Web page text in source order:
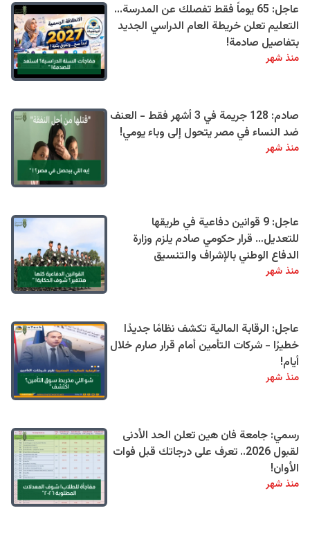
عاجل: 65 يوماً فقط تفصلك عن المدرسة...
التعليم تعلن خريطة العام الدراسي الجديد
بتفاصيل صادمة!
منذ شهر
صادم: 128 جريمة في 3 أشهر فقط - العنف
ضد النساء في مصر يتحول إلى وباء يومي!
منذ شهر
عاجل: 9 قوانين دفاعية في طريقها
للتعديل… قرار حكومي صادم يلزم وزارة
الدفاع الوطني بالإشراف والتنسيق
منذ شهر
عاجل: الرقابة المالية تكشف نظامًا جديدًا
خطيرًا - شركات التأمين أمام قرار صارم خلال
أيام!
منذ شهر
رسمي: جامعة فان هين تعلن الحد الأدنى
لقبول 2026.. تعرف على درجاتك قبل فوات
الأوان!
منذ شهر